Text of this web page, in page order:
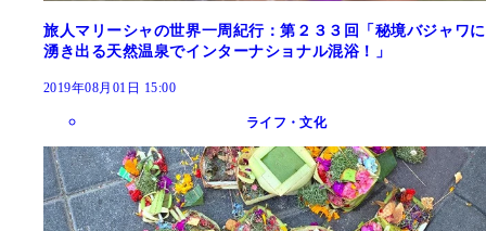
旅人マリーシャの世界一周紀行：第２３３回「秘境バジャワに
湧き出る天然温泉でインターナショナル混浴！」
2019年08月01日 15:00
ライフ・文化